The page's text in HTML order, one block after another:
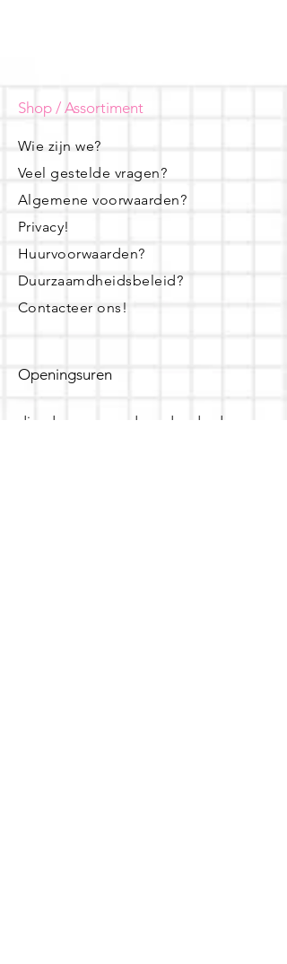
Shop / Assortiment
Wie zijn we?
Veel gestelde vragen?
Algemene voorwaarden?
Privacy!
Huurvoorwaarden?
Duurzaamdheidsbeleid?
Contacteer ons!
Openingsuren
dinsdag - woensdag- donderdag: